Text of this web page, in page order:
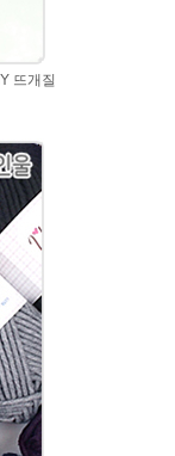
뜨개질